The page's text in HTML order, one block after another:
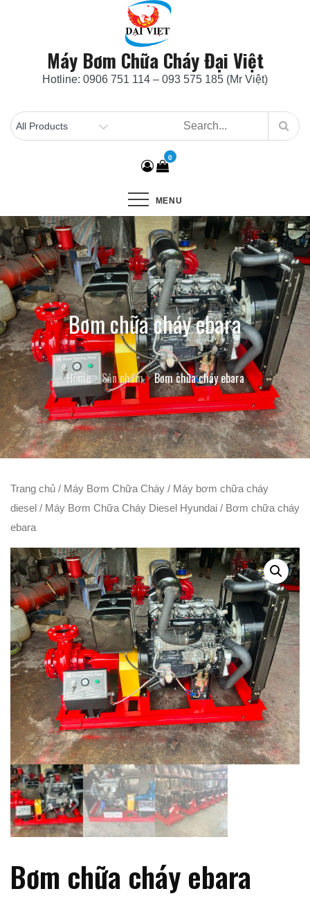
Máy Bơm Chữa Cháy Đại Việt
Hotline: 0906 751 114 – 093 575 185 (Mr Việt)
0
MENU
Bơm chữa cháy ebara
Home Sản phẩm Bơm chữa cháy ebara
Trang chủ / Máy Bơm Chữa Cháy / Máy bơm chữa cháy
diesel / Máy Bơm Chữa Cháy Diesel Hyundai / Bơm chữa cháy
ebara
Bơm chữa cháy ebara